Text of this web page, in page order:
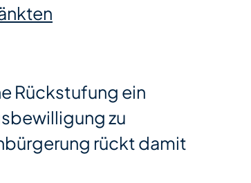
Rückstufung ein
zu
rückt damit